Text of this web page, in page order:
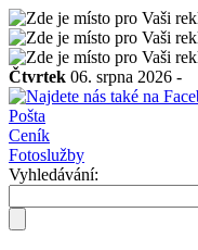
Čtvrtek 06. srpna 2026 -
Pošta
Ceník
Fotoslužby
Vyhledávání: